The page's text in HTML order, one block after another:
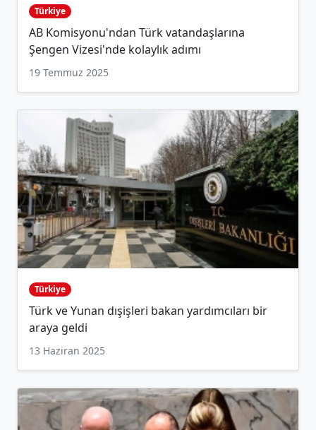
Türkiye
AB Komisyonu'ndan Türk vatandaşlarına
Şengen Vizesi'nde kolaylık adımı
19 Temmuz 2025
Türkiye
Türk ve Yunan dışişleri bakan yardımcıları bir
araya geldi
13 Haziran 2025